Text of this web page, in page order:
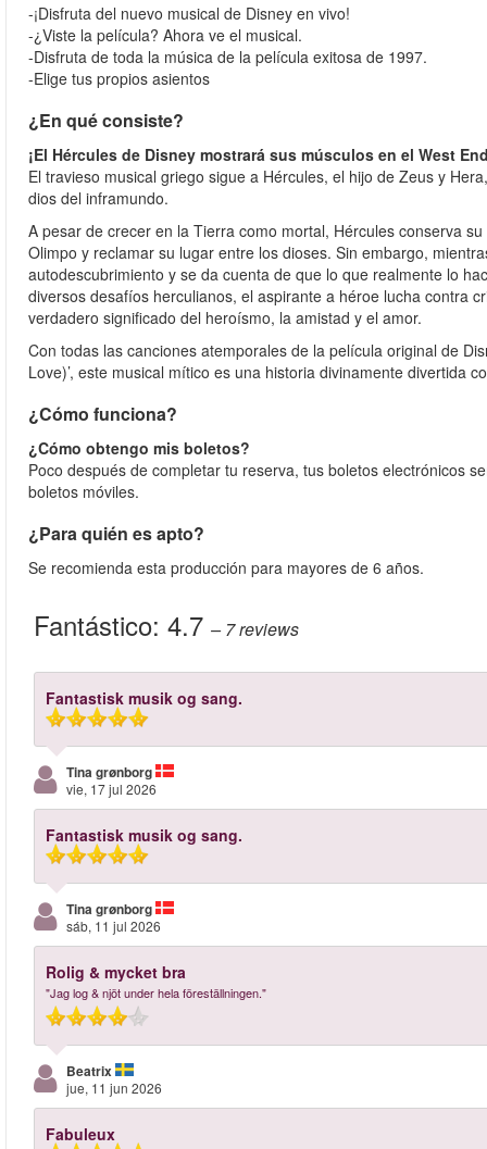
-¡Disfruta del nuevo musical de Disney en vivo!
-¿Viste la película? Ahora ve el musical.
-Disfruta de toda la música de la película exitosa de 1997.
-Elige tus propios asientos
¿En qué consiste?
¡El Hércules de Disney mostrará sus músculos en el West
El travieso musical griego sigue a Hércules, el hijo de Zeus y
dios del inframundo.
A pesar de crecer en la Tierra como mortal, Hércules conserva
Olimpo y reclamar su lugar entre los dioses. Sin embargo,
autodescubrimiento y se da cuenta de que lo que realmente lo
diversos desafíos herculianos, el aspirante a héroe lucha contra
verdadero significado del heroísmo, la amistad y el amor.
Con todas las canciones atemporales de la película original de
Love)’, este musical mítico es una historia divinamente divertida
¿Cómo funciona?
¿Cómo obtengo mis boletos?
Poco después de completar tu reserva, tus boletos electrónicos
boletos móviles.
¿Para quién es apto?
Se recomienda esta producción para mayores de 6 años.
Fantástico: 4.7 – 7reviews
Fantastisk musik og sang.
Tina grønborg
vie, 17 jul 2026
Fantastisk musik og sang.
Tina grønborg
sáb, 11 jul 2026
Rolig & mycket bra
"Jag log & njöt under hela föreställningen."
Beatrix
jue, 11 jun 2026
Fabuleux